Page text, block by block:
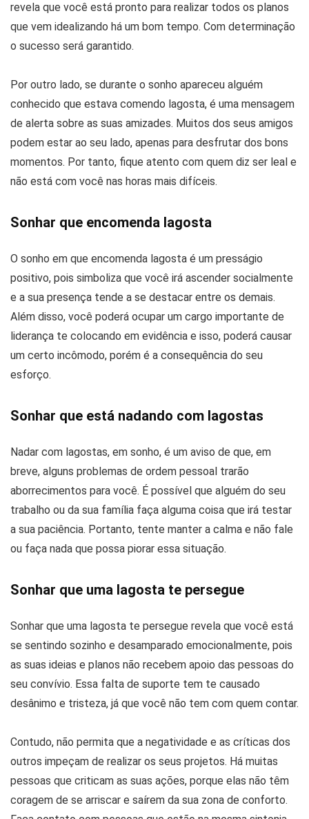
revela que você está pronto para realizar todos os planos
que vem idealizando há um bom tempo. Com determinação
o sucesso será garantido.
Por outro lado, se durante o sonho apareceu alguém
conhecido que estava comendo lagosta, é uma mensagem
de alerta sobre as suas amizades. Muitos dos seus amigos
podem estar ao seu lado, apenas para desfrutar dos bons
momentos. Por tanto, fique atento com quem diz ser leal e
não está com você nas horas mais difíceis.
Sonhar que encomenda lagosta
O sonho em que encomenda lagosta é um presságio
positivo, pois simboliza que você irá ascender socialmente
e a sua presença tende a se destacar entre os demais.
Além disso, você poderá ocupar um cargo importante de
liderança te colocando em evidência e isso, poderá causar
um certo incômodo, porém é a consequência do seu
esforço.
Sonhar que está nadando com lagostas
Nadar com lagostas, em sonho, é um aviso de que, em
breve, alguns problemas de ordem pessoal trarão
aborrecimentos para você. É possível que alguém do seu
trabalho ou da sua família faça alguma coisa que irá testar
a sua paciência. Portanto, tente manter a calma e não fale
ou faça nada que possa piorar essa situação.
Sonhar que uma lagosta te persegue
Sonhar que uma lagosta te persegue revela que você está
se sentindo sozinho e desamparado emocionalmente, pois
as suas ideias e planos não recebem apoio das pessoas do
seu convívio. Essa falta de suporte tem te causado
desânimo e tristeza, já que você não tem com quem contar.
Contudo, não permita que a negatividade e as críticas dos
outros impeçam de realizar os seus projetos. Há muitas
pessoas que criticam as suas ações, porque elas não têm
coragem de se arriscar e saírem da sua zona de conforto.